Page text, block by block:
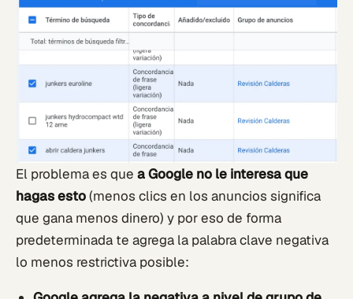
El problema es que a Google no le interesa que
hagas esto(menos clics en los anuncios significa
que gana menos dinero) y por eso de forma
predeterminada te agrega la palabra clave negativa
lo menos restrictiva posible: